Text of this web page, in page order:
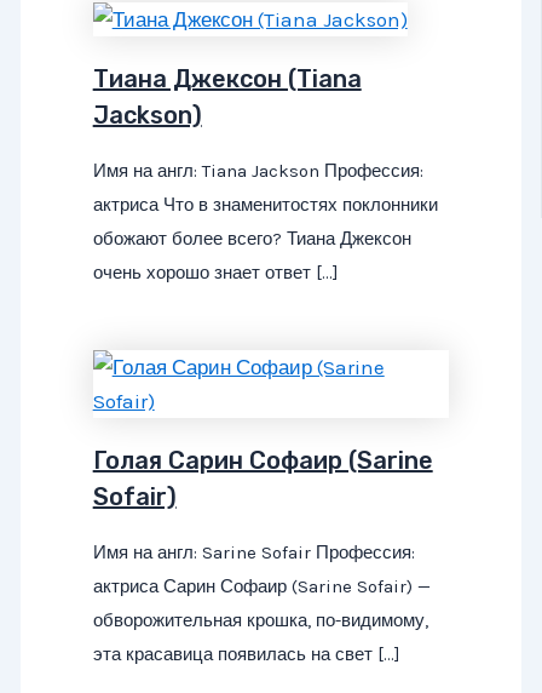
Тиана Джексон (Tiana
Jackson)
Имя на англ: Tiana Jackson Профессия:
актриса Что в знаменитостях поклонники
обожают более всего? Тиана Джексон
очень хорошо знает ответ […]
Голая Сарин Софаир (Sarine
Sofair)
Имя на англ: Sarine Sofair Профессия:
актриса Сарин Софаир (Sarine Sofair) —
обворожительная крошка, по-видимому,
эта красавица появилась на свет […]